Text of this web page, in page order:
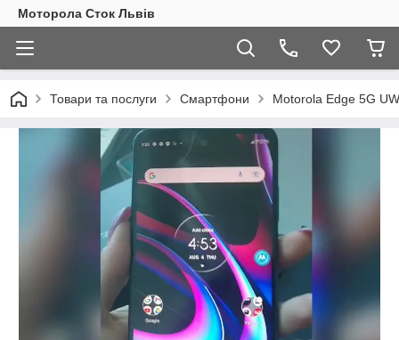
Моторола Сток Львів
Товари та послуги Смартфони Motorola Edge 5G UW